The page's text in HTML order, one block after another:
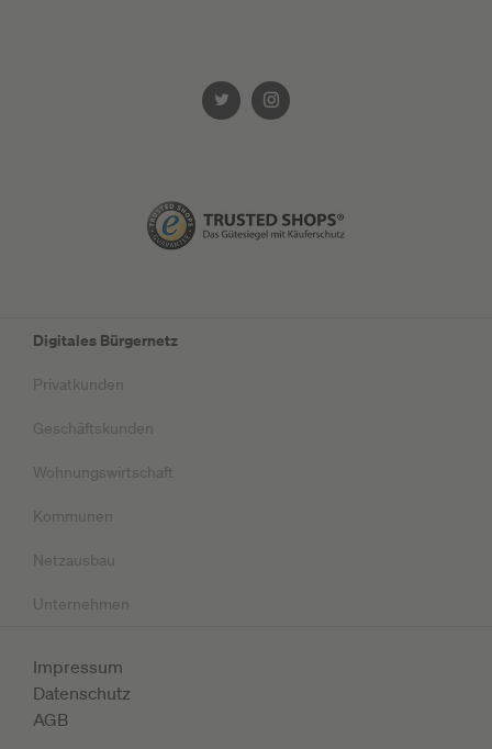
Digitales Bürgernetz
Privatkunden
Geschäftskunden
Wohnungswirtschaft
Kommunen
Netzausbau
Unternehmen
Impressum
Datenschutz
AGB